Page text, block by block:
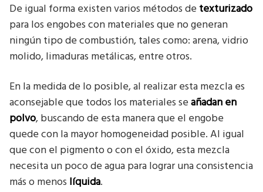
De igual forma existen varios métodos de texturizado
para los engobes con materiales que no generan
ningún tipo de combustión, tales como: arena, vidrio
molido, limaduras metálicas, entre otros.
En la medida de lo posible, al realizar esta mezcla es
aconsejable que todos los materiales seañadan en
polvo, buscando de esta manera que el engobe
quede con la mayor homogeneidad posible. Al igual
que con el pigmento o con el óxido, esta mezcla
necesita un poco de agua para lograr una consistencia
más o menos líquida.